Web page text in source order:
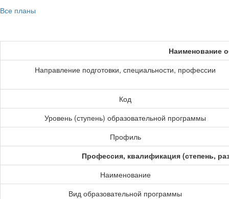
Все планы
Наименование
Направление подготовки, специальности, профессии
Код
Уровень (ступень) образовательной программы
Профиль
Профессия, квалификация (степень,
Наименование
Вид образовательной программы